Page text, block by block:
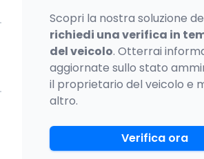
Scopri la nostra soluzione
richiedi una verifica in
del veicolo. Otterrai
aggiornate sullo stato
il proprietario del veicolo e
altro.
Verifica ora